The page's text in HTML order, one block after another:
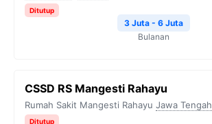
Ditutup
3 Juta - 6 Juta
Bulanan
⁠CSSD RS Mangesti Rahayu
Rumah Sakit Mangesti Rahayu Jawa Tengah
Ditutup